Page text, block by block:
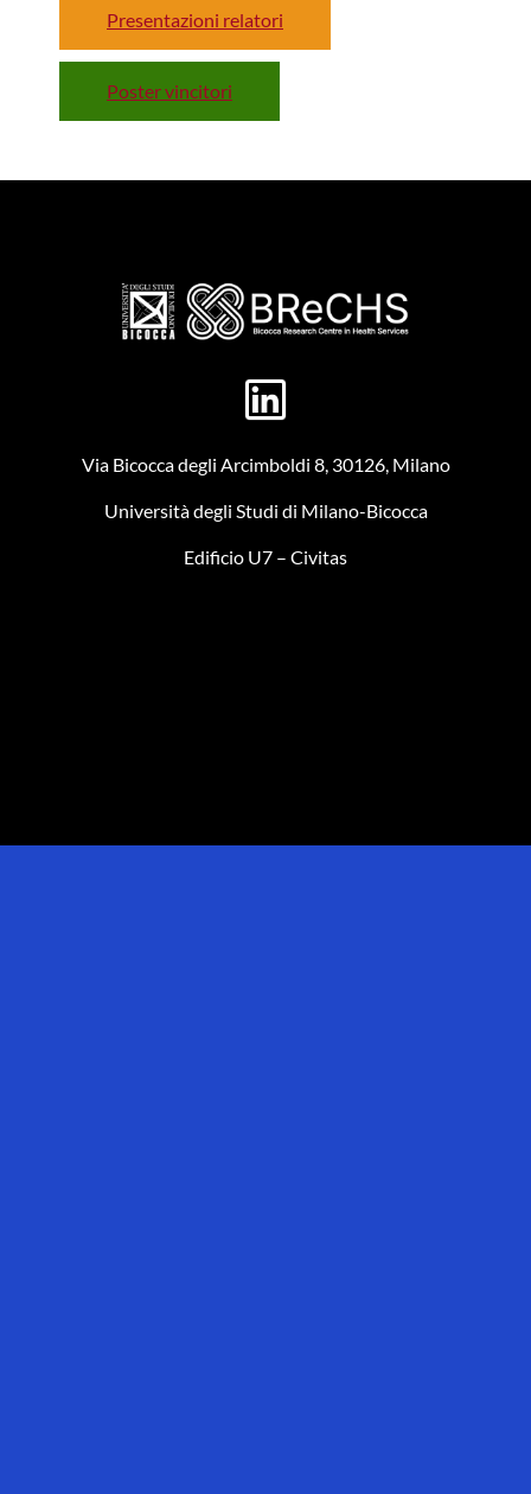
Presentazioni relatori
Poster vincitori
Via Bicocca degli Arcimboldi 8, 30126, Milano
Università degli Studi di Milano-Bicocca
Edificio U7 – Civitas